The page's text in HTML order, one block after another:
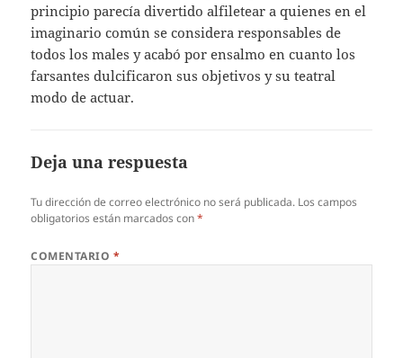
principio parecía divertido alfiletear a quienes en el
imaginario común se considera responsables de
todos los males y acabó por ensalmo en cuanto los
farsantes dulcificaron sus objetivos y su teatral
modo de actuar.
Deja una respuesta
Tu dirección de correo electrónico no será publicada. Los campos
obligatorios están marcados con*
COMENTARIO *